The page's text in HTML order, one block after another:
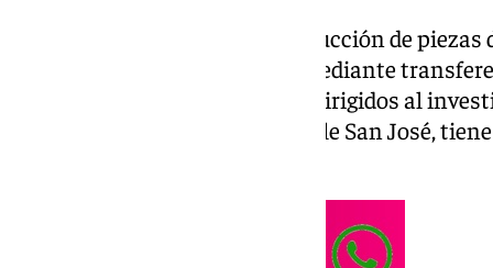
El profesional ofrecía la construcción de
por adelantado, en efectivo o mediante
financieros. Los ingresos iban dirigidos al
Ahora, la clínica, ubicada en calle San José,